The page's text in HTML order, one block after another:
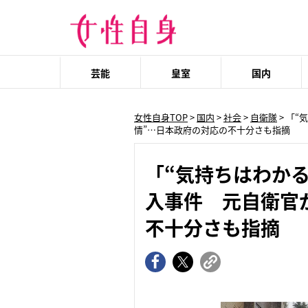
芸能 皇室 国内
女性自身TOP> 国内 >社会> 自衛隊> 「“
情”…日本政府の対応の不十分さも指摘
「“気持ちはわ
入事件 元自衛官
不十分さも指摘